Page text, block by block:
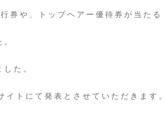
券や、トップヘアー優待券が当たる
た。
トにて発表とさせていただきます。